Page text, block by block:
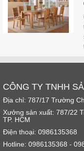
CÔNG TY TNHH
Địa chỉ: 787/17 Trường
Xưởng sản xuất: 787/22
TP. HCM
Điện thoại: 0986135368
Hotline: 0986135368 -